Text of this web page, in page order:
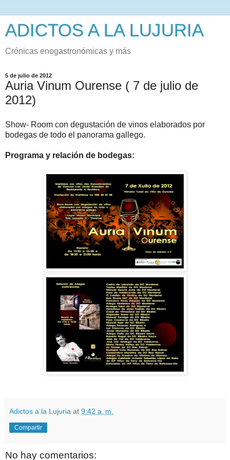
ADICTOS A LA LUJURIA
Crónicas enogastronómicas y más
5 de julio de 2012
Auria Vinum Ourense ( 7 de julio de
2012)
Show- Room con degustación de vinos elaborados por
bodegas de todo el panorama gallego.
Programa y relación de bodegas:
Adictos a la Lujuria at 9:42 a. m.
Compartir
No hay comentarios: